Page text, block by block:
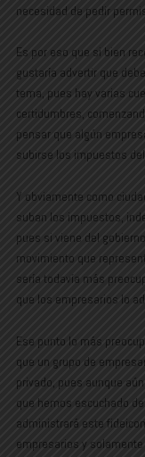
necesidad de pedir
Es por eso que si bien
gustaría advertir que
tema, pues hay varias
certidumbres,
pensar que algún
subirse los impuestos del
Y obviamente como
suban los impuestos,
pues si viene del
movimiento que
sería todavía más
que los empresarios lo
Ese punto lo más
que un grupo de
privado, pues aunque
que hemos escuchado
administrará este
empresarios y